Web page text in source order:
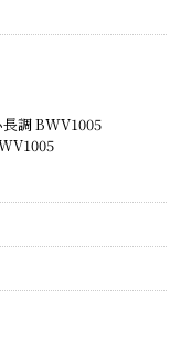
調 BWV1005